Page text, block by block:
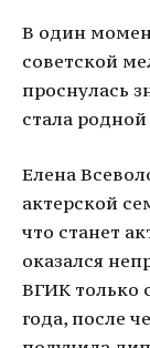
В один
советской
проснулась
стала
Елена
актерской
что станет
оказался
ВГИК только
года, после